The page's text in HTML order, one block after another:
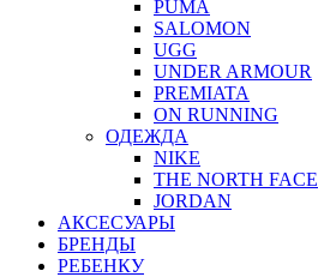
PUMA
SALOMON
UGG
UNDER ARMOUR
PREMIATA
ON RUNNING
ОДЕЖДА
NIKE
THE NORTH FACE
JORDAN
АКСЕСУАРЫ
БРЕНДЫ
РЕБЕНКУ